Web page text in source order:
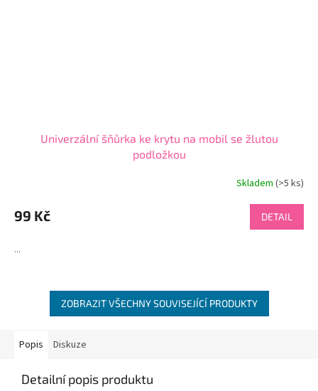
Univerzální šňůrka ke krytu na mobil se žlutou
podložkou
Skladem (>5 ks)
99 Kč DETAIL
...
ZOBRAZIT VŠECHNY SOUVISEJÍCÍ PRODUKTY
Popis Diskuze
Detailní popis produktu